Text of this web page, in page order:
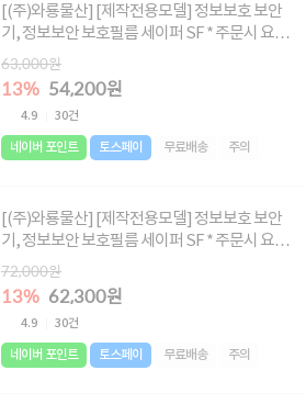
[(주)와룡물산] [제작전용모델] 정보보호 보안
기, 정보보안 보호필름 세이퍼 SF * 주문시 요청
글에 사이즈 메모 必 * [사이즈 : 552X330 ~
698X395]
63,000원
13% 54,200원
4.9 30건
네이버 포인트 토스페이 무료배송 주의
[(주)와룡물산] [제작전용모델] 정보보호 보안
기, 정보보안 보호필름 세이퍼 SF * 주문시 요청
글에 사이즈 메모 必 * [사이즈 : 670X400 ~
850X700]
72,000원
13% 62,300원
4.9 30건
네이버 포인트 토스페이 무료배송 주의